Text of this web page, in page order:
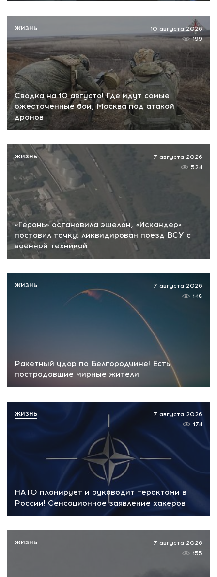
Сводка на 10 августа! Где идут самые
ожесточенные бои, Москва под атакой
дронов
10 августа 2026
199
ЖИЗНЬ
«Герань» остановила эшелон, «Искандер»
поставил точку: ликвидирован поезд ВСУ с
военной техникой
7 августа 2026
524
ЖИЗНЬ
Ракетный удар по Белгородчине! Есть
пострадавшие мирные жители
7 августа 2026
148
ЖИЗНЬ
НАТО планирует и руководит терактами в
России! Сенсационное заявление хакеров
7 августа 2026
174
ЖИЗНЬ
7 августа 2026
155
ЖИЗНЬ